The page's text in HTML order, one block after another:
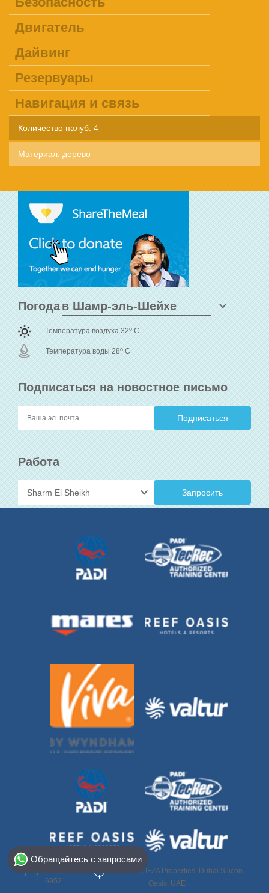
Двигатель
Дайвинг
Резервуары
Навигация и связь
Количество палуб: 4
Материал: дерево
Подписаться на новостное письмо
Работа
Запросить
Погода
Температура воздуха 32o C
Температура воды 28o C
+971 50 950
6952
DSO-IFZA, IFZA Properties, Dubai Silicon
Oasis, UAE
Обращайтесь с запросами
Select Destination
Egypt